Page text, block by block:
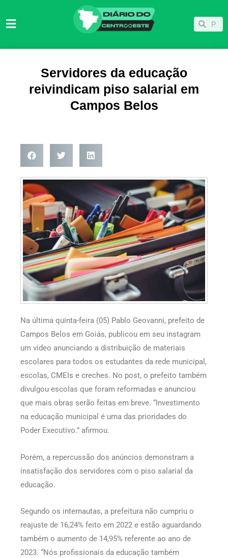
para
Pesquisar
Servidores da educação
reivindicam piso salarial em
Campos Belos
Na última quinta-feira (05) Pablo Geovanni, prefeito de
Campos Belos em Goiás, publicou em seu instagram
um vídeo anunciando a distribuição de materiais
escolares para todos os estudantes da rede municipal,
escolas, CMEIs e creches. No post, o prefeito também
divulgou escolas que foram reformadas e anunciou
que mais obras serão feitas em breve. “Investimento
na educação municipal é uma das prioridades do
Poder Executivo.” afirmou.
Porém, a repercussão dos anúncios demonstram a
insatisfação dos servidores com o piso salarial da
educação.
Segundo os internautas, a prefeitura não cumpriu o
reajuste de 16,24% feito em 2022 e estão aguardando
também o aumento de 14,95% referente ao ano de
2023. “Nós profissionais da educação também